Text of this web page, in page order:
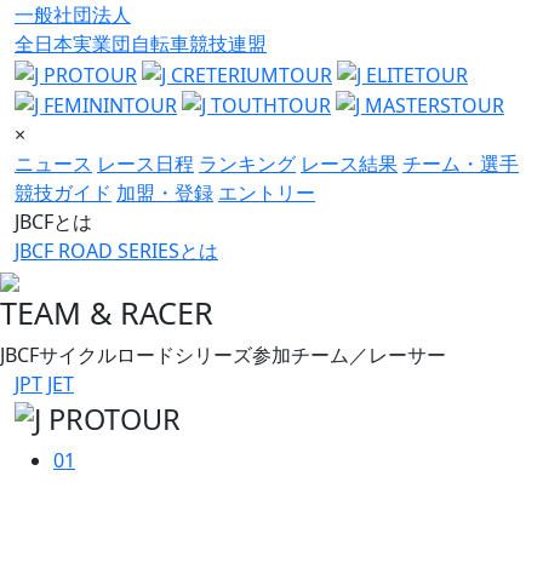
一般社団法人
全日本実業団自転車競技連盟
×
ニュース レース日程 ランキング レース結果チーム・選手
競技ガイド 加盟・登録 エントリー
JBCFとは
JBCF ROAD SERIESとは
TEAM & RACER
JBCFサイクルロードシリーズ参加チーム／レーサー
JPT JET
01